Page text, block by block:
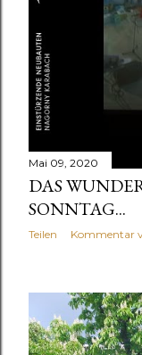
Mai 09, 2020
DAS
SONNTAG...
Teilen Kommentar